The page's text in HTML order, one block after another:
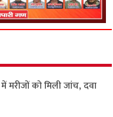
मरीजों को मिली जांच, दवा